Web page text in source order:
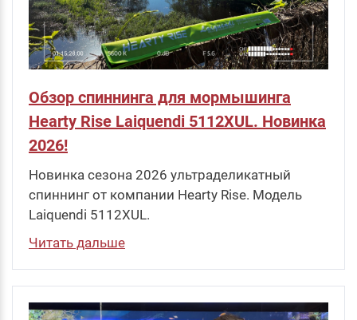
Обзор спиннинга для мормышинга
Hearty Rise Laiquendi 5112XUL. Новинка
2026!
Новинка сезона 2026 ультраделикатный
спиннинг от компании Hearty Rise. Модель
Laiquendi 5112XUL.
Читать дальше